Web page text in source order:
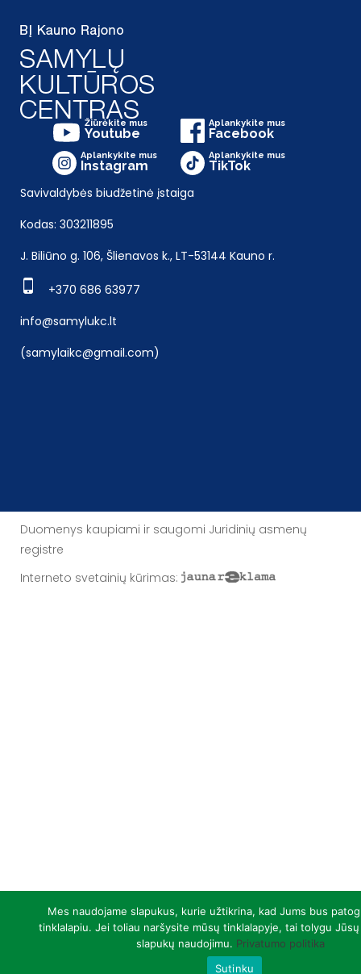
Žiūrėkite mus
Youtube
Aplankykite mus
Facebook
Aplankykite mus
Instagram
Aplankykite mus
TikTok
Savivaldybės biudžetinė įstaiga
Kodas: 303211895
J. Biliūno g. 106, Šlienavos k., LT-53144 Kauno r.
+370 686 63977
info@samylukc.lt
(samylaikc@gmail.com)
Duomenys kaupiami ir saugomi Juridinių asmenų
registre
Interneto svetainių kūrimas:
Mes naudojame slapukus, kurie užtikrina, kad Jums bus
tinklalapiu. Jei toliau naršysite mūsų tinklalapyje, tai tolygu
slapukų naudojimu. Privatumo politika
Sutinku